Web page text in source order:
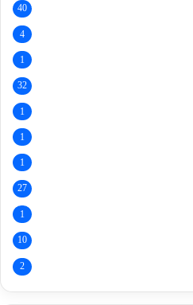
40
4
1
32
1
1
1
27
1
10
2